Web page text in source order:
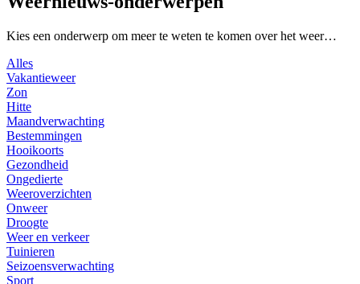
Kies een onderwerp om meer te weten te komen over het weer…
Alles
Vakantieweer
Zon
Hitte
Maandverwachting
Bestemmingen
Hooikoorts
Gezondheid
Ongedierte
Weeroverzichten
Onweer
Droogte
Weer en verkeer
Tuinieren
Seizoensverwachting
Sport